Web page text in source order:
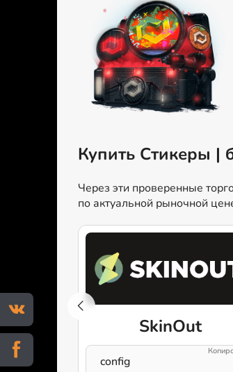
Купить Стикеры |
Через эти проверенные
по актуальной рыночной
SkinOut
config